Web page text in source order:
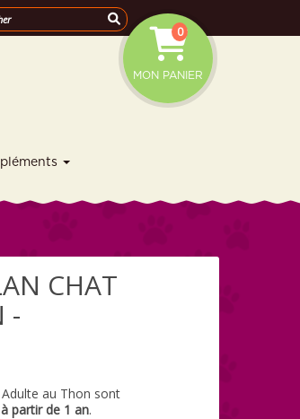
MON PANIER
0
CHAT
-
au Thon sont
partir de 1 an.